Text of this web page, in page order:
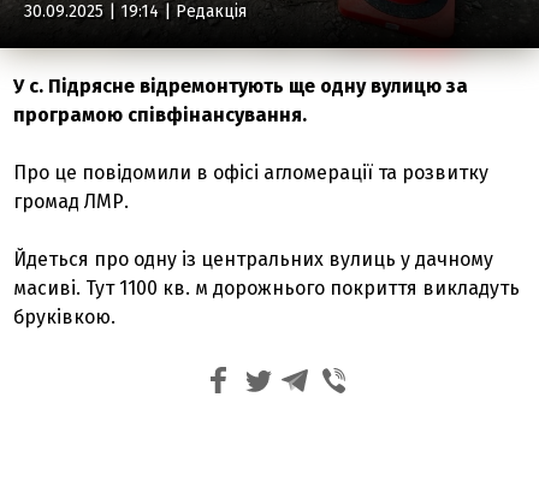
30.09.2025 | 19:14 | Редакція
У с. Підрясне відремонтують ще одну вулицю за
програмою співфінансування.
Про це повідомили в офісі агломерації та розвитку
громад ЛМР.
Йдеться про одну із центральних вулиць у дачному
масиві. Тут 1100 кв. м дорожнього покриття викладуть
бруківкою.